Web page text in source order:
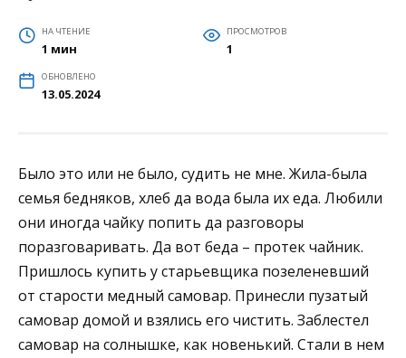
НА ЧТЕНИЕ
1 мин
ПРОСМОТРОВ
1
ОБНОВЛЕНО
13.05.2024
Было это или не было, судить не мне. Жила-была
семья бедняков, хлеб да вода была их еда. Любили
они иногда чайку попить да разговоры
поразговаривать. Да вот беда – протек чайник.
Пришлось купить у старьевщика позеленевший
от старости медный самовар. Принесли пузатый
самовар домой и взялись его чистить. Заблестел
самовар на солнышке, как новенький. Стали в нем